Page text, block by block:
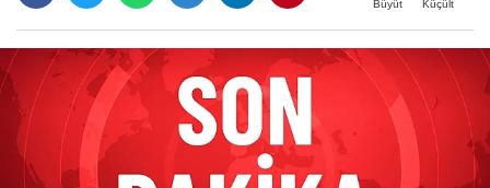
Büyüt Küçült